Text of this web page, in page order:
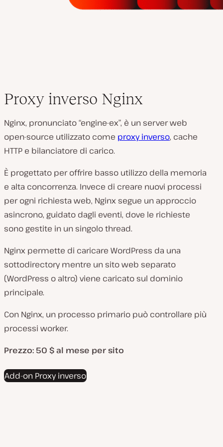
Proxy inverso Nginx
Nginx, pronunciato “engine-ex”, è un server web
open-source utilizzato come proxy inverso, cache
HTTP e bilanciatore di carico.
È progettato per offrire basso utilizzo della memoria
e alta concorrenza. Invece di creare nuovi processi
per ogni richiesta web, Nginx segue un approccio
asincrono, guidato dagli eventi, dove le richieste
sono gestite in un singolo thread.
Nginx permette di caricare WordPress da una
sottodirectory mentre un sito web separato
(WordPress o altro) viene caricato sul dominio
principale.
Con Nginx, un processo primario può controllare più
processi worker.
Prezzo: 50 $al mese per sito
Add-on Proxy inverso